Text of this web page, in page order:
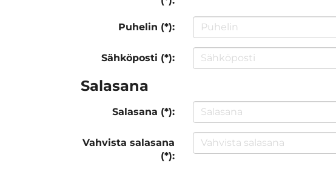
Puhelin (*):
Sähköposti (*):
Salasana
Salasana (*):
Vahvista salasana
(*):